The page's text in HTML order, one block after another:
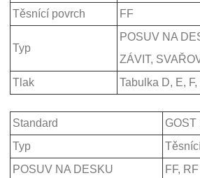
Těsnící povrch
FF
Typ
POSUV NA
ZÁVIT,
Tlak
Tabulka D, E, F,
Standard GOST
Typ
POSUV NA DESKU
FF, RF